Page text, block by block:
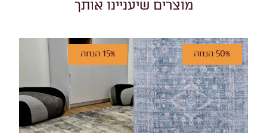
מוצרים שיעניינו אותך
50% הנחה 15% הנחה